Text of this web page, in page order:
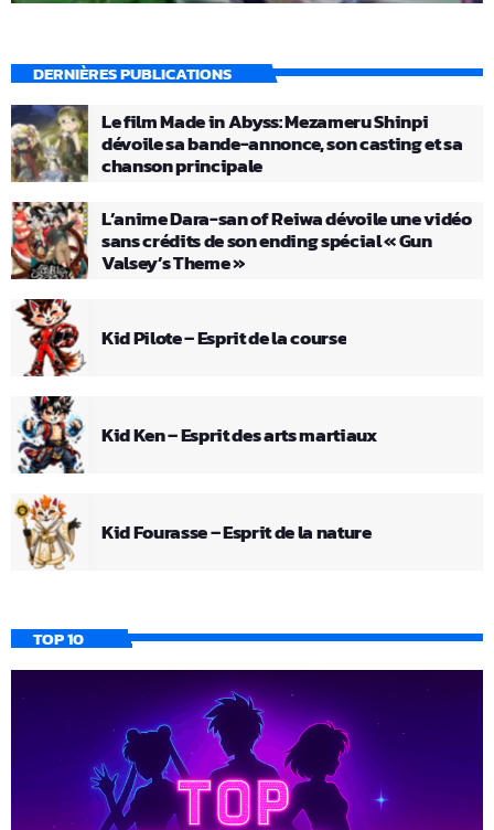
DERNIÈRES PUBLICATIONS
Le film Made in Abyss: Mezameru Shinpi
dévoile sa bande-annonce, son casting et sa
chanson principale
L’anime Dara-san of Reiwa dévoile une vidéo
sans crédits de son ending spécial « Gun
Valsey’s Theme »
Kid Pilote – Esprit de la course
Kid Ken – Esprit des arts martiaux
Kid Fourasse – Esprit de la nature
TOP 10